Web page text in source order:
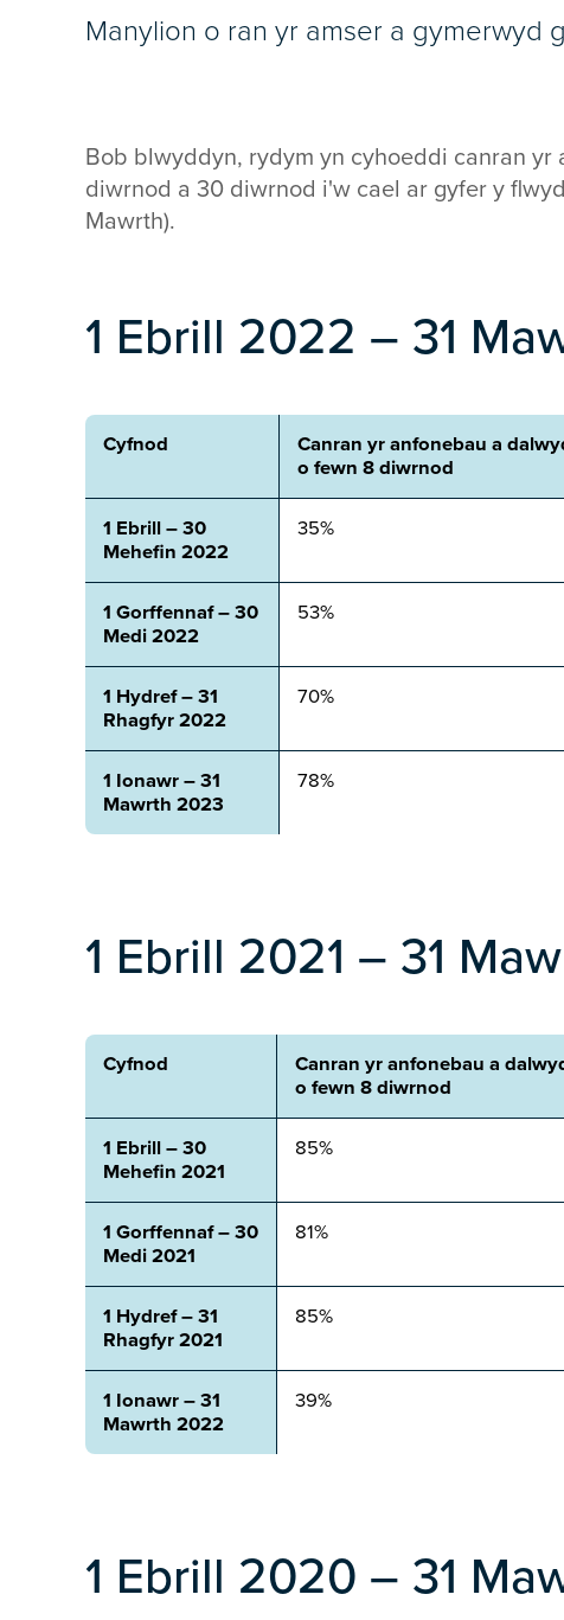
Manylion o ran yr amser a gymerwyd
Bob blwyddyn, rydym yn cyhoeddi canran yr
diwrnod a 30 diwrnod i'w cael ar gyfer y
Mawrth).
1 Ebrill 2022 – 31
Cyfnod
Canran yr anfonebau a
o fewn 8 diwrnod
1 Ebrill – 30
Mehefin 2022
35%
1 Gorffennaf – 30
Medi 2022
53%
1 Hydref – 31
Rhagfyr 2022
70%
1 Ionawr – 31
Mawrth 2023
78%
1 Ebrill 2021 – 31
Cyfnod
Canran yr anfonebau a
o fewn 8 diwrnod
1 Ebrill – 30
Mehefin 2021
85%
1 Gorffennaf – 30
Medi 2021
81%
1 Hydref – 31
Rhagfyr 2021
85%
1 Ionawr – 31
Mawrth 2022
39%
1 Ebrill 2020 – 31